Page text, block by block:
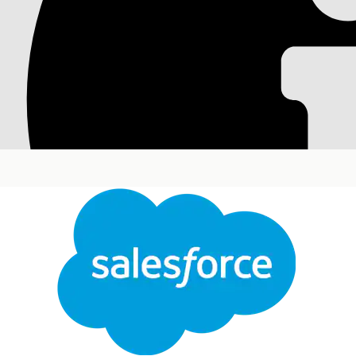
Организации врача
В таких странах, как Япония, отслеживание
здравоохранения (ООД) является передовой
организации, представляющие взаимосвязь
Доступно в версиях: Lightning Experience
Доступно в версиях:
Unlimited
Customer Engagement и управляемым пакетом
Рекомендации по организациям врачей учреждений
При выключении параметра создания организаций
создания. Однако, вы можете создать организации